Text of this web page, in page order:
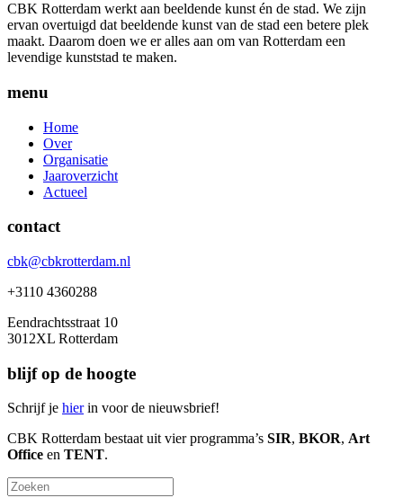
CBK Rotterdam werkt aan beeldende kunst én de stad. We zijn
ervan overtuigd dat beeldende kunst van de stad een betere plek
maakt. Daarom doen we er alles aan om van Rotterdam een
levendige kunststad te maken.
menu
Home
Over
Organisatie
Jaaroverzicht
Actueel
contact
cbk@cbkrotterdam.nl
+3110 4360288
Eendrachtsstraat 10
3012XL Rotterdam
blijf op de hoogte
Schrijf je hierin voor de nieuwsbrief!
CBK Rotterdam bestaat uit vier programma’s SIR, BKOR, Art
Office en TENT.